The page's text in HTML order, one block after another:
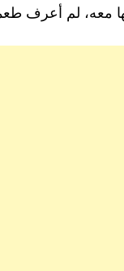
لم أعرف